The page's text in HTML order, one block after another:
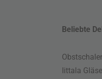
Beliebte
Iittala